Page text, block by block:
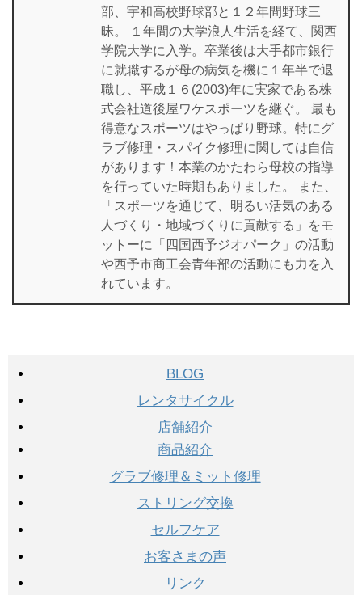
部、宇和高校野球部と１２年間野球三
昧。 １年間の大学浪人生活を経て、関西
学院大学に入学。卒業後は大手都市銀行
に就職するが母の病気を機に１年半で退
職し、平成１６(2003)年に実家である株
式会社道後屋ワケスポーツを継ぐ。 最も
得意なスポーツはやっぱり野球。特にグ
ラブ修理・スパイク修理に関しては自信
があります！本業のかたわら母校の指導
を行っていた時期もありました。 また、
「スポーツを通じて、明るい活気のある
人づくり・地域づくりに貢献する」をモ
ットーに「四国西予ジオパーク」の活動
や西予市商工会青年部の活動にも力を入
れています。
BLOG
レンタサイクル
店舗紹介
商品紹介
グラブ修理＆ミット修理
ストリング交換
セルフケア
お客さまの声
リンク